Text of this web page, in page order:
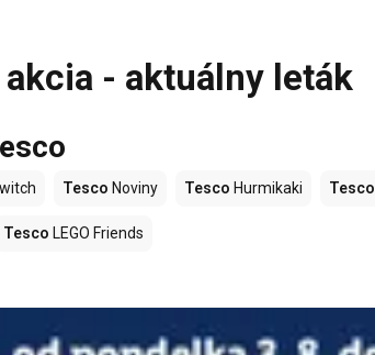
- aktuálny leták
Tesco Noviny Tesco Hurmikaki Tesco
Tesco LEGO Friends